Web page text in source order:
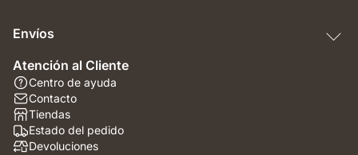
Envíos
Atención al Cliente
Centro de ayuda
Contacto
Tiendas
Estado del pedido
Devoluciones